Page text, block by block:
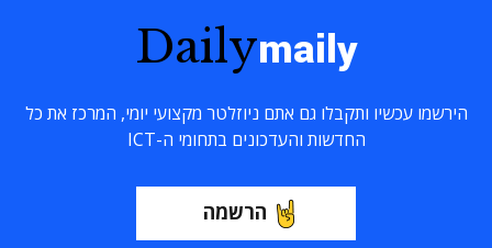
Dailymaily
הירשמו עכשיו ותקבלו גם אתם ניוזלטר מקצועי יומי, המרכז את כל
החדשות והעדכונים בתחומי ה-ICT
הרשמה